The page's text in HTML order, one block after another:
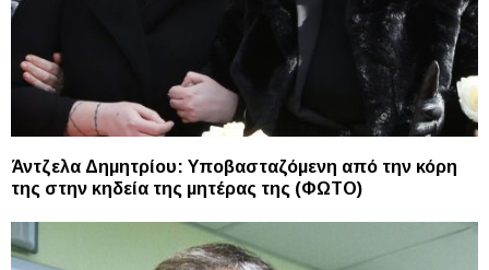
Άντζελα Δημητρίου: Υποβασταζόμενη από την κόρη
της στην κηδεία της μητέρας της (ΦΩΤΟ)